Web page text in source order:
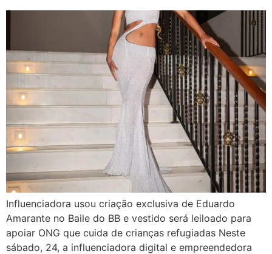
Influenciadora usou criação exclusiva de Eduardo
Amarante no Baile do BB e vestido será leiloado para
apoiar ONG que cuida de crianças refugiadas Neste
sábado, 24, a influenciadora digital e empreendedora